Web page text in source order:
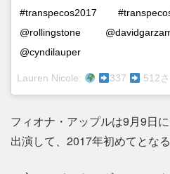
#transpecos2017
@rollingstone
@cyndilauper
Lauren Nicole: 337 512さ
フィオナ・アップルは9月9日
出演して、2017年初めてとな